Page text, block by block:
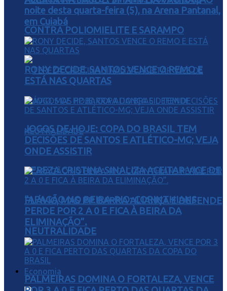
CONTRA POLIOMIELITE E SARAMPO
TEREZA CRISTINA SINALIZA ACEITAR VICE DE
FLÁVIO, MAS PP BARRA ALIANÇA E DEFENDE
NEUTRALIDADE
Economia
noite desta quarta-feira (5), na Arena Pantanal,
em Cuiabá
RONY DECIDE, SANTOS VENCE O REMO E
ESTÁ NAS QUARTAS
JOGOS DE HOJE: COPA DO BRASIL TEM
DECISÕES DE SANTOS E ATLÉTICO-MG; VEJA
ONDE ASSISTIR
“APAGÃO NO BEIRA-RIO: CORINTHIANS
PERDE POR 2 A 0 E FICA À BEIRA DA
ELIMINAÇÃO”.
PALMEIRAS DOMINA O FORTALEZA, VENCE